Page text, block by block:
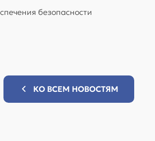
безопасности
КО ВСЕМ НОВОСТЯМ